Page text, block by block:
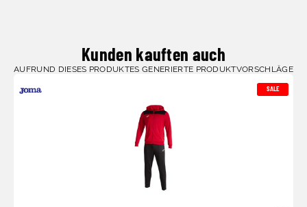
Kunden kauften auch
AUFRUND DIESES PRODUKTES GENERIERTE PRODUKTVORSCHLÄGE
SALE